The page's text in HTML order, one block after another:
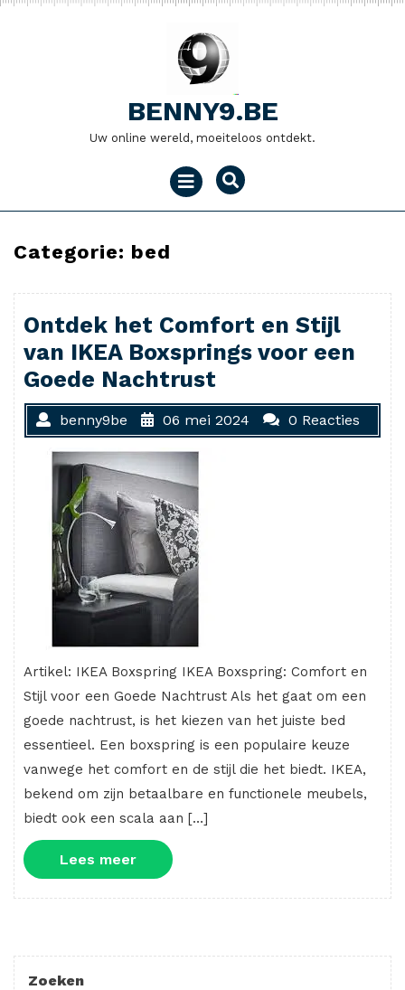
Naar
BENNY9.BE
Uw online wereld, moeiteloos ontdekt.
Menu
openen
Categorie: bed
Ontdek het Comfort en Stijl
van IKEA Boxsprings voor een
Goede Nachtrust
benny9be 06 mei 2024 0 Reacties
Artikel: IKEA Boxspring IKEA Boxspring: Comfort en
Stijl voor een Goede Nachtrust Als het gaat om een
goede nachtrust, is het kiezen van het juiste bed
essentieel. Een boxspring is een populaire keuze
vanwege het comfort en de stijl die het biedt. IKEA,
bekend om zijn betaalbare en functionele meubels,
biedt ook een scala aan […]
Lees meerLees
meer
Zoeken